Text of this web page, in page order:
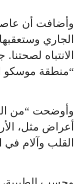
الجاري
الانتباه
“منطقة موسكو
وأوضحت “من
أعراض مثل،
القلب وآلام